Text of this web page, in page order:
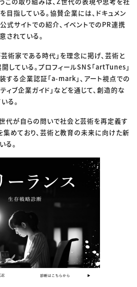
指している。協賛企業には、ドキュメン
式サイトでの紹介、イベントでのPR連携
されている。
術家である時代」を理念に掲げ、芸術と
している。プロフィールSNS「artTunes」
する企業認証「a-mark」、アート視点での
ィブ企業ガイド」などを通じて、創造的な
る。
代が自らの問いで社会と芸術を再定義す
集めており、芸術と教育の未来に向けた新
る。